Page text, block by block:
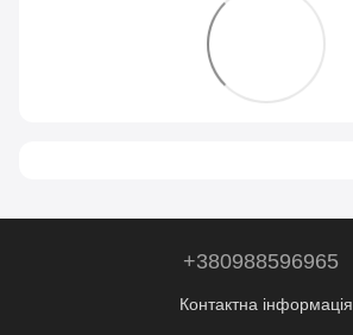
+380988596965
Контактна інформація